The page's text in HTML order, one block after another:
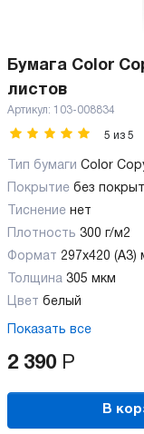
Бумага Color
листов
Артикул: 103-008834
5 из 5
Тип бумаги Color
Покрытие без
Тиснение нет
Плотность 300 г/м2
Формат 297x420 (А3)
Толщина 305 мкм
Цвет белый
Показать все
2 390 Р
В